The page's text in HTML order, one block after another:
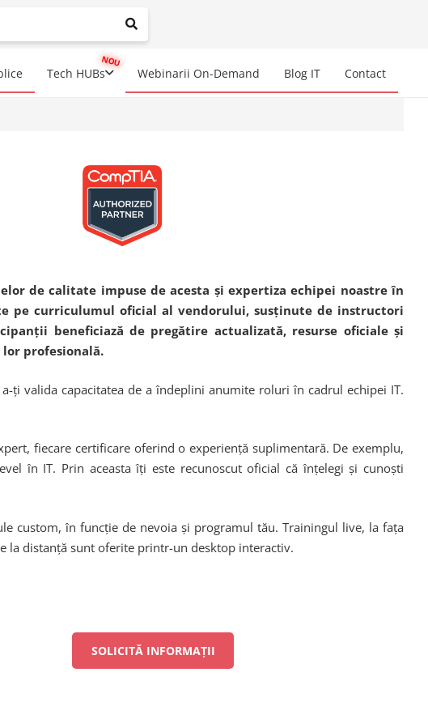
When autocomplete results are available use up and down arrows to
Tech HUBs Webinarii On-Demand Blog IT Contact
de calitate impuse de acesta și expertiza echipei noastre în
pe curriculumul oficial al vendorului, susținute de instructori
beneficiază de pregătire actualizată, resurse oficiale și
profesională.
ți valida capacitatea de a îndeplini anumite roluri în cadrul echipei IT.
fiecare certificare oferind o experiență suplimentară. De exemplu,
în IT. Prin aceasta îți este recunoscut oficial că înțelegi și cunoști
custom, în funcție de nevoia și programul tău. Trainingul live, la fața
la distanță sunt oferite printr-un desktop interactiv.
SOLICITĂ INFORMAȚII